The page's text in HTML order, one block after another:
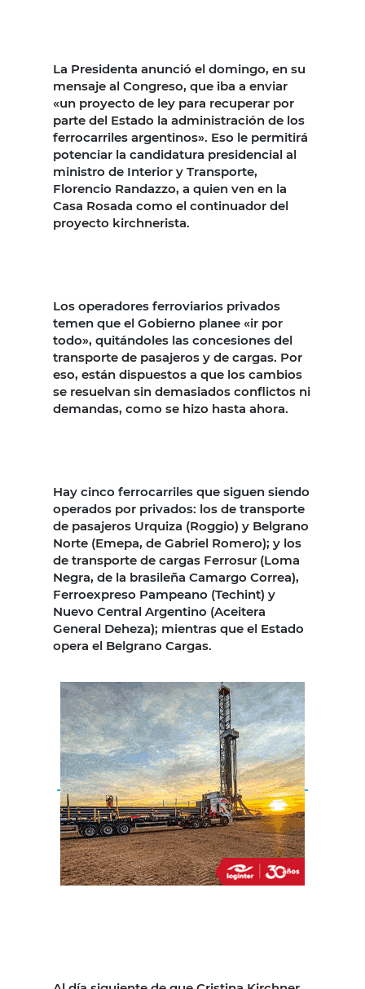
La Presidenta anunció el domingo, en su
mensaje al Congreso, que iba a enviar
«un proyecto de ley para recuperar por
parte del Estado la administración de los
ferrocarriles argentinos». Eso le permitirá
potenciar la candidatura presidencial al
ministro de Interior y Transporte,
Florencio Randazzo, a quien ven en la
Casa Rosada como el continuador del
proyecto kirchnerista.
Los operadores ferroviarios privados
temen que el Gobierno planee «ir por
todo», quitándoles las concesiones del
transporte de pasajeros y de cargas. Por
eso, están dispuestos a que los cambios
se resuelvan sin demasiados conflictos ni
demandas, como se hizo hasta ahora.
Hay cinco ferrocarriles que siguen siendo
operados por privados: los de transporte
de pasajeros Urquiza (Roggio) y Belgrano
Norte (Emepa, de Gabriel Romero); y los
de transporte de cargas Ferrosur (Loma
Negra, de la brasileña Camargo Correa),
Ferroexpreso Pampeano (Techint) y
Nuevo Central Argentino (Aceitera
General Deheza); mientras que el Estado
opera el Belgrano Cargas.